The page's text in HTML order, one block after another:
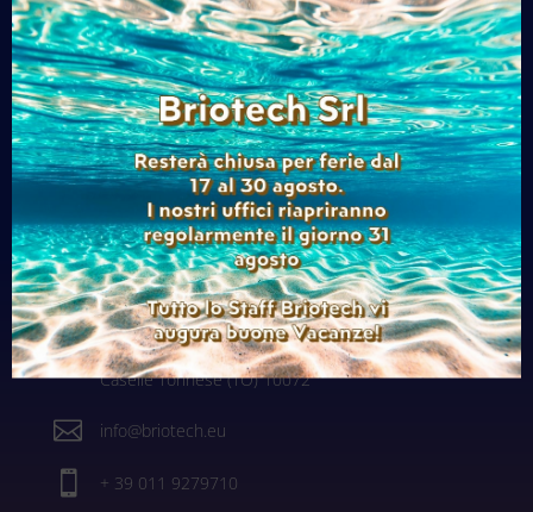

Newsletter
Contatti

Via alle Fabbriche, 105
Caselle Torinese (TO) 10072
 info@briotech.eu
 + 39 011 9279710